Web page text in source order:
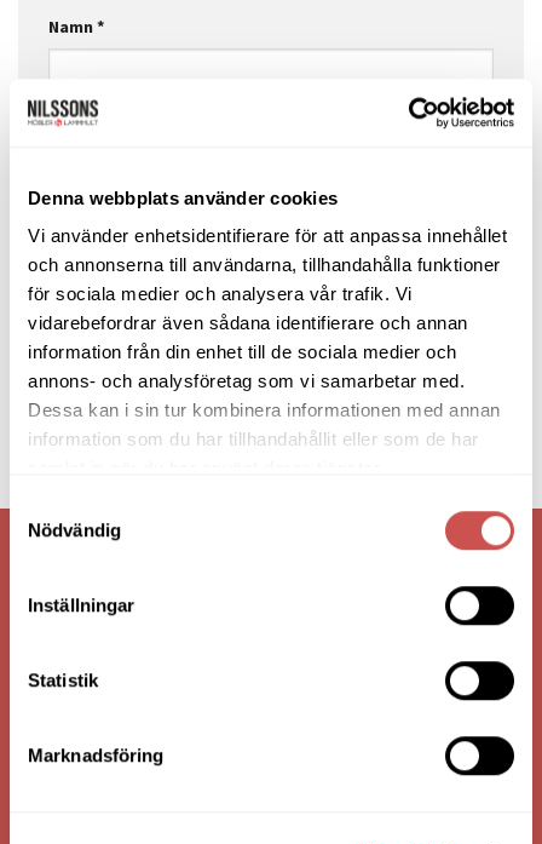
Denna webbplats använder cookies
Vi använder enhetsidentifierare för att anpassa innehållet
och annonserna till användarna, tillhandahålla funktioner
för sociala medier och analysera vår trafik. Vi
vidarebefordrar även sådana identifierare och annan
information från din enhet till de sociala medier och
annons- och analysföretag som vi samarbetar med.
Dessa kan i sin tur kombinera informationen med annan
information som du har tillhandahållit eller som de har
Samtyckesval
Nödvändig
Inställningar
Statistik
Marknadsföring
Namn*
Webbplats